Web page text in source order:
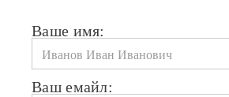
Ваше имя:
Ваш емайл: